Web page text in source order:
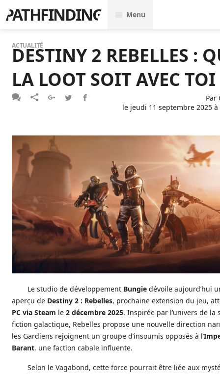
PATHFINDING Menu
ACTUALITÉ
DESTINY 2 REBELLES :
LA LOOT SOIT AVEC TOI
Par
le jeudi 11 septembre 2025 à
Le studio de développement Bungie dévoile aujourd’hui
aperçu de Destiny 2 : Rebelles, prochaine extension du jeu,
PC via Steam le 2 décembre 2025. Inspirée par l’univers de la
fiction galactique, Rebelles propose une nouvelle direction
les Gardiens rejoignent un groupe d’insoumis opposés à l’
Barant, une faction cabale influente.
Selon le Vagabond, cette force pourrait être liée aux